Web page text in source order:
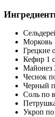
Морковь
Грецкие
Кефир 1
Майонез
Чеснок
Черный
Соль по
Укроп по